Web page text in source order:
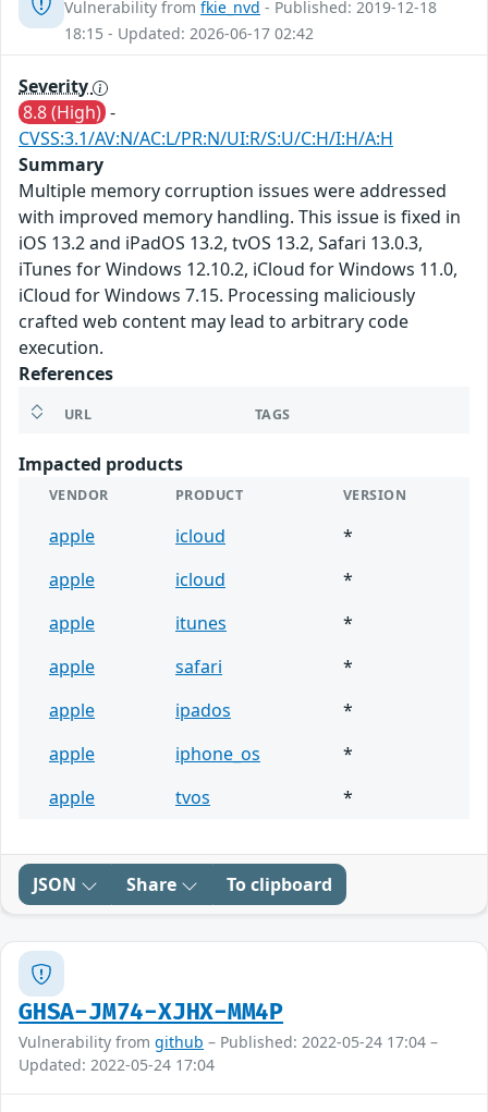
Vulnerability from fkie_nvd - Published: 2019-12-18
18:15 - Updated: 2026-06-17 02:42
Severity
8.8 (High) -
CVSS:3.1/AV:N/AC:L/PR:N/UI:R/S:U/C:H/I:H/A:H
Summary
Multiple memory corruption issues were addressed
with improved memory handling. This issue is fixed in
iOS 13.2 and iPadOS 13.2, tvOS 13.2, Safari 13.0.3,
iTunes for Windows 12.10.2, iCloud for Windows 11.0,
iCloud for Windows 7.15. Processing maliciously
crafted web content may lead to arbitrary code
execution.
References
URL TAGS
Impacted products
VENDOR PRODUCT VERSION
apple icloud
*
apple
icloud
*
apple
itunes
*
apple
safari
*
apple
ipados
*
apple
iphone_os
*
apple
tvos *
JSON Share To clipboard
GHSA-JM74-XJHX-MM4P
Vulnerability from github – Published: 2022-05-24 17:04 –
Updated: 2022-05-24 17:04